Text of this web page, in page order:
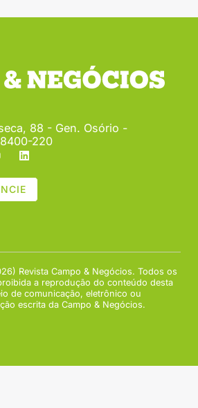
88 - Gen. Osório -
220
Revista Campo & Negócios. Todos os
a reprodução do conteúdo desta
de comunicação, eletrônico ou
escrita da Campo & Negócios.